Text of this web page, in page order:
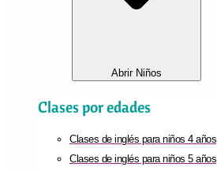
Abrir Niños
Clases por edades
Clases de inglés para niños 4 años
Clases de inglés para niños 5 años